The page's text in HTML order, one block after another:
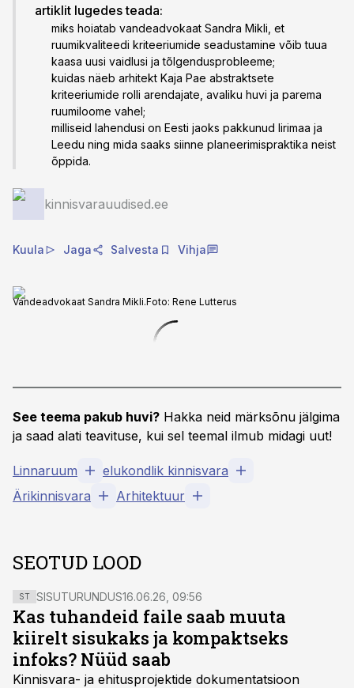
artiklit lugedes teada:
miks hoiatab vandeadvokaat Sandra Mikli, et
ruumikvaliteedi kriteeriumide seadustamine võib tuua
kaasa uusi vaidlusi ja tõlgendusprobleeme;
kuidas näeb arhitekt Kaja Pae abstraktsete
kriteeriumide rolli arendajate, avaliku huvi ja parema
ruumiloome vahel;
milliseid lahendusi on Eesti jaoks pakkunud Iirimaa ja
Leedu ning mida saaks siinne planeerimispraktika neist
õppida.
kinnisvarauudised.ee
Kuula Jaga Salvesta Vihja
Vandeadvokaat Sandra Mikli.Foto: Rene Lutterus
See teema pakub huvi? Hakka neid märksõnu jälgima
ja saad alati teavituse, kui sel teemal ilmub midagi uut!
Linnaruum
elukondlik kinnisvara
Ärikinnisvara
Arhitektuur
SEOTUD LOOD
ST SISUTURUNDUS16.06.26, 09:56
Kas tuhandeid faile saab muuta
kiirelt sisukaks ja kompaktseks
infoks? Nüüd saab
Kinnisvara- ja ehitusprojektide dokumentatsioon